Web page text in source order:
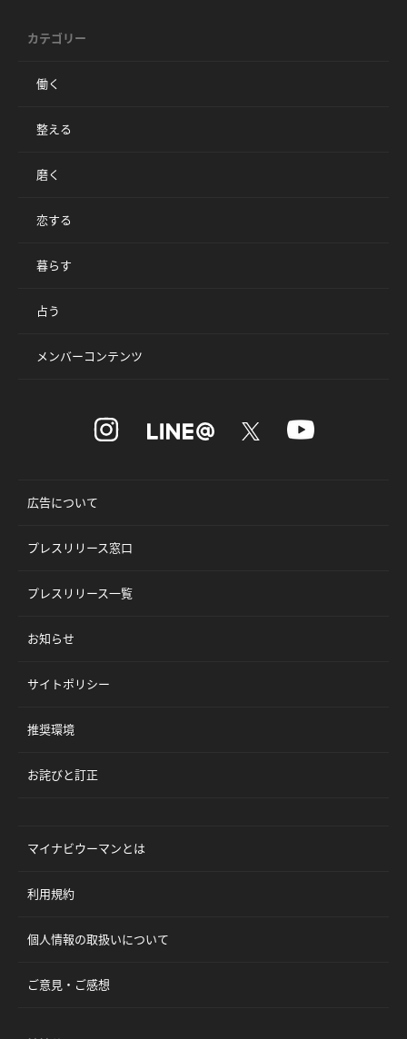
カテゴリー
働く
整える
磨く
恋する
暮らす
占う
メンバーコンテンツ
広告について
プレスリリース窓口
プレスリリース一覧
お知らせ
サイトポリシー
推奨環境
お詫びと訂正
マイナビウーマンとは
利用規約
個人情報の取扱いについて
ご意見・ご感想